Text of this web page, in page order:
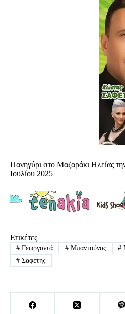
Πανηγύρι στο Μαζαράκι Ηλείας
Ιουλίου 2025
Ετικέτες
#Γεωργαντά #Μπαντούνας #
#Σαφέτης